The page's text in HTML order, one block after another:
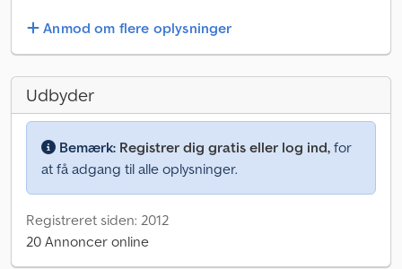
Anmod om flere oplysninger
Udbyder
Bemærk: Registrer dig gratis eller log ind, for
at få adgang til alle oplysninger.
Registreret siden: 2012
20 Annoncer online